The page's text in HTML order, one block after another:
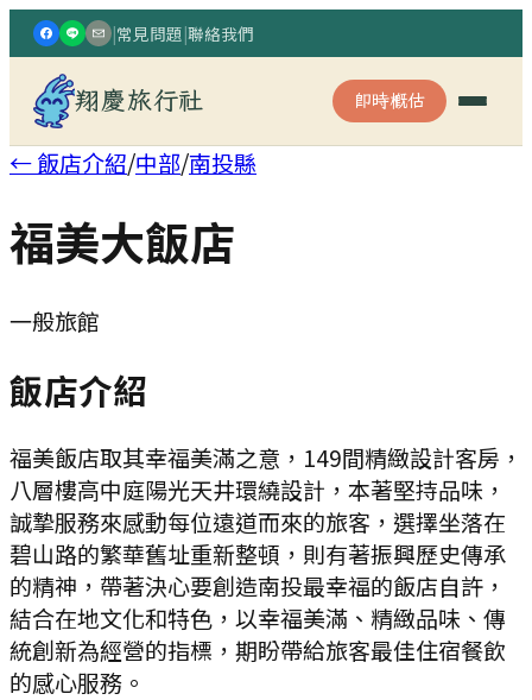
|常見問題|聯絡我們
翔慶旅行社 即時概估
← 飯店介紹/中部/南投縣
福美大飯店
一般旅館
飯店介紹
福美飯店取其幸福美滿之意，149間精緻設計客房，
八層樓高中庭陽光天井環繞設計，本著堅持品味，
誠摯服務來感動每位遠道而來的旅客，選擇坐落在
碧山路的繁華舊址重新整頓，則有著振興歷史傳承
的精神，帶著決心要創造南投最幸福的飯店自許，
結合在地文化和特色，以幸福美滿、精緻品味、傳
統創新為經營的指標，期盼帶給旅客最佳住宿餐飲
的感心服務。